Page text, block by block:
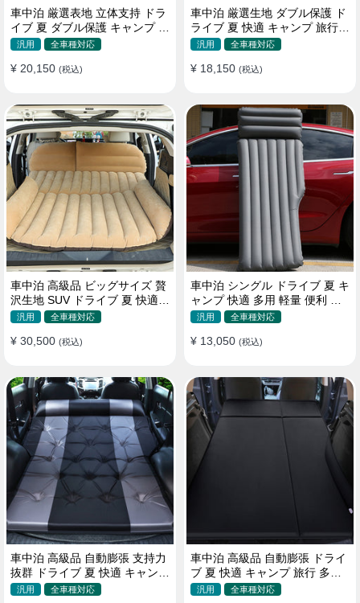
車中泊 厳選表地 立体支持 ドラ
イブ 夏 ダブル保護 キャンプ 旅
行 収納便利 取付簡単 全車種 エ
汎用 全車種対応
¥ 20,150 (税込)
車中泊 厳選生地 ダブル保護 ド
ライブ 夏 快適 キャンプ 旅行
収納便利 全車種 多色 エアーベ
汎用 全車種対応
¥ 18,150 (税込)
車中泊 高級品 ビッグサイズ 贅
沢生地 SUV ドライブ 夏 快適
キャンプ 旅行 収納便利 エアー
汎用 全車種対応
¥ 30,500 (税込)
車中泊 シングル ドライブ 夏 キ
ャンプ 快適 多用 軽量 便利 省
スペース 旅行 エアーベッド
汎用 全車種対応
¥ 13,050 (税込)
車中泊 高級品 自動膨張 支持力
抜群 ドライブ 夏 快適 キャンプ
旅行 省スペース エアーベッド
汎用 全車種対応
車中泊 高級品 自動膨張 ドライ
ブ 夏 快適 キャンプ 旅行 多用
取付簡単 収納便利 エアーベッ
汎用 全車種対応